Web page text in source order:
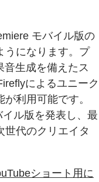
モバイル版の
うになります。プ
音生成を備えたス
によるユニーク
利用可能です。
ル版を発表し、最
世代のクリエイタ
ショート用に